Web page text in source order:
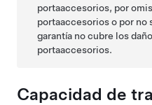
portaaccesorios, por
portaaccesorios o por
garantía no cubre los
portaaccesorios.
Capacidad de